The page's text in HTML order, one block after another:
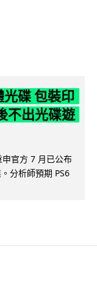
碟 包裝印
不出光碟遊
官方 7 月已公布
分析師預期 PS6